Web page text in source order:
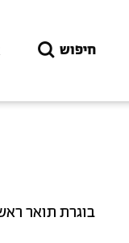
חיפוש
בוגרת תואר